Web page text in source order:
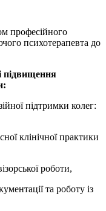
професійного
психотерапевта до
підвищення
підтримки колег:
клінічної практики
роботи,
та роботу із